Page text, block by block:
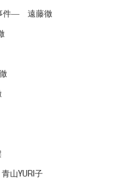
件― 遠藤徹
山YURI子